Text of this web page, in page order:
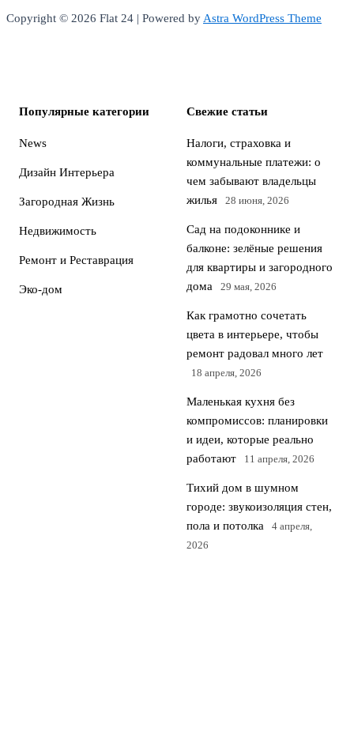
Copyright © 2026 Flat 24 | Powered by Astra WordPress Theme
Популярные категории
News
Дизайн Интерьера
Загородная Жизнь
Недвижимость
Ремонт и Реставрация
Эко-дом
Свежие статьи
Налоги, страховка и
коммунальные платежи: о
чем забывают владельцы
жилья
28 июня, 2026
Сад на подоконнике и
балконе: зелёные решения
для квартиры и загородного
дома
29 мая, 2026
Как грамотно сочетать
цвета в интерьере, чтобы
ремонт радовал много лет
18 апреля, 2026
Маленькая кухня без
компромиссов: планировки
и идеи, которые реально
работают
11 апреля, 2026
Тихий дом в шумном
городе: звукоизоляция стен,
пола и потолка
4 апреля,
2026